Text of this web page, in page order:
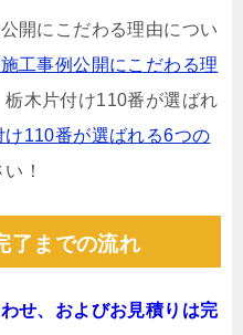
開にこだわる理由につい
工事例公開にこだわる理
栃木片付け110番が選ばれ
け110番が選ばれる6つの
！
了までの流れ
せ、およびお見積りは完